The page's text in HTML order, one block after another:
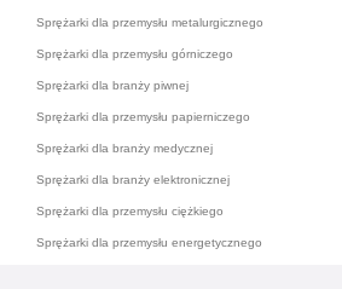
Sprężarki dla przemysłu metalurgicznego
Sprężarki dla przemysłu górniczego
Sprężarki dla branży piwnej
Sprężarki dla przemysłu papierniczego
Sprężarki dla branży medycznej
Sprężarki dla branży elektronicznej
Sprężarki dla przemysłu ciężkiego
Sprężarki dla przemysłu energetycznego